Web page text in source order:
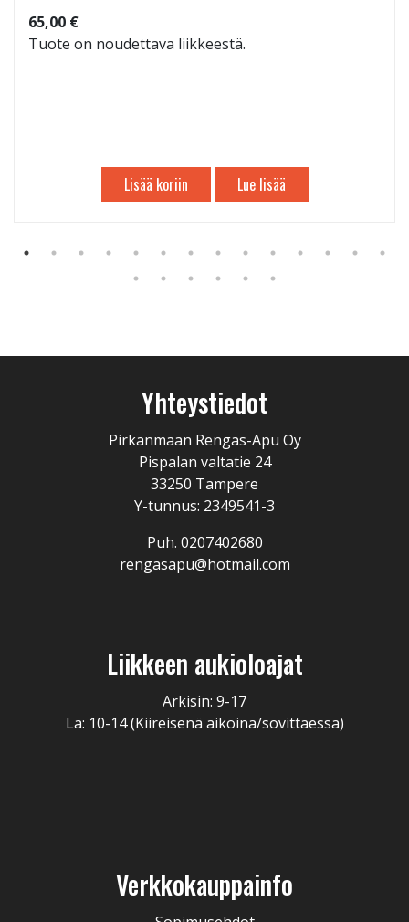
65,00 €
Tuote on noudettava liikkeestä.
Lisää koriin Lue lisää
Yhteystiedot
Pirkanmaan Rengas-Apu Oy
Pispalan valtatie 24
33250 Tampere
Y-tunnus: 2349541-3
Puh. 0207402680
rengasapu@hotmail.com
Liikkeen aukioloajat
Arkisin: 9-17
La: 10-14 (Kiireisenä aikoina/sovittaessa)
Verkkokauppainfo